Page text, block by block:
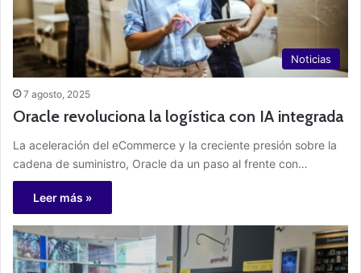
Noticias
7 agosto, 2025
Oracle revoluciona la logística con IA integrada
La aceleración del eCommerce y la creciente presión sobre la
cadena de suministro, Oracle da un paso al frente con…
Leer más »